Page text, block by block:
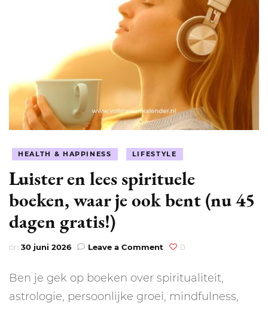
HEALTH & HAPPINESS LIFESTYLE
Luister en lees spirituele
boeken, waar je ook bent (nu 45
dagen gratis!)
on 30 juni 2026 Leave a Comment on
lees
spirituele
0
Ben je gek op boeken over spiritualiteit,
astrologie, persoonlijke groei, mindfulness,